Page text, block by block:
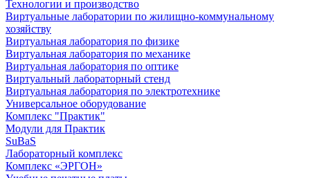
Технологии и производство
Виртуальные лаборатории по жилищно-коммунальному
хозяйству
Виртуальная лаборатория по физике
Виртуальная лаборатория по механике
Виртуальная лаборатория по оптике
Виртуальный лабораторный стенд
Виртуальная лаборатория по электротехнике
Универсальное оборудование
Комплекс "Практик"
Модули для Практик
SuBaS
Лабораторный комплекс
Комплекс «ЭРГОН»